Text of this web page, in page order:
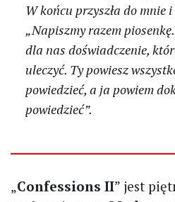
W końcu przyszła do mnie
„Napiszmy razem
dla nas doświadczenie,
uleczyć. Ty powiesz
powiedzieć, a ja powiem
powiedzieć”.
„Confessions II” jest